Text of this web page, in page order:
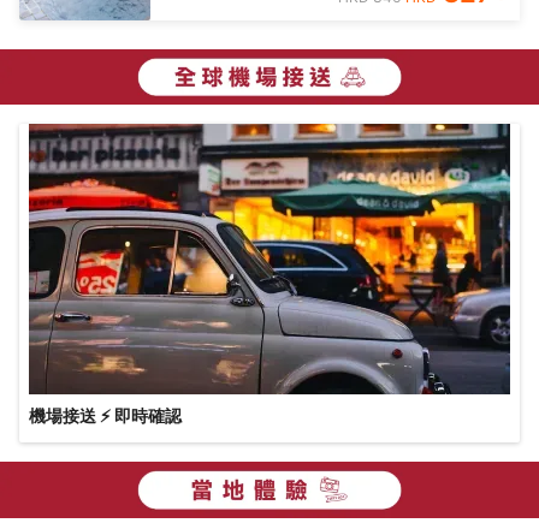
機場接送 ⚡ 即時確認